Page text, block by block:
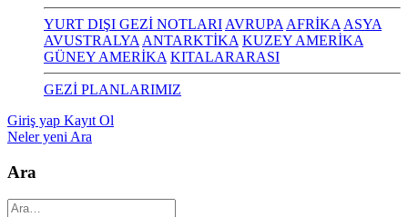
YURT DIŞI GEZİ NOTLARI AVRUPA AFRİKA ASYA
AVUSTRALYA ANTARKTİKA KUZEY AMERİKA
GÜNEY AMERİKA KITALARARASI
GEZİ PLANLARIMIZ
Giriş yap Kayıt Ol
Neler yeni Ara
Ara